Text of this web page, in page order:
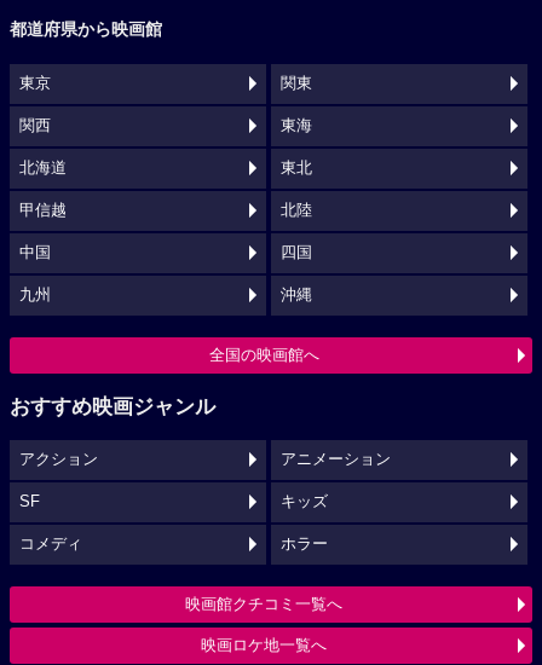
都道府県から映画館
東京 関東
関西 東海
北海道 東北
甲信越 北陸
中国 四国
九州 沖縄
全国の映画館へ
おすすめ映画ジャンル
アクション アニメーション
SF キッズ
コメディ ホラー
映画館クチコミ一覧へ
映画ロケ地一覧へ